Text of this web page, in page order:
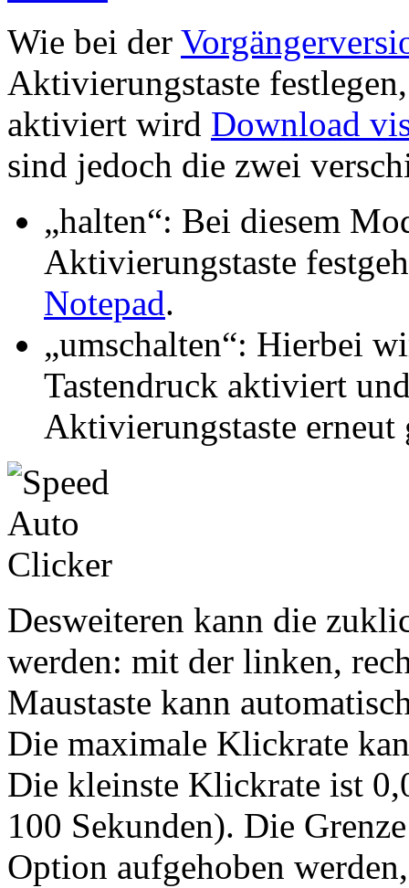
Wie bei der
Aktivierungstaste
aktiviert wird Download
sind jedoch die zwei
„halten“: Bei diesem
Aktivierungstaste
Notepad.
„umschalten“: Hierbei
Tastendruck aktiviert
Aktivierungstaste erneut
Desweiteren kann die
werden: mit der linken,
Maustaste kann
Die maximale Klickrate
Die kleinste Klickrate ist
100 Sekunden). Die
Option aufgehoben